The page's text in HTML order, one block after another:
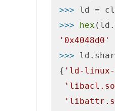
>>> ld =
>>> hex
'0x4048d0'
>>>
{ 'ld-linux-